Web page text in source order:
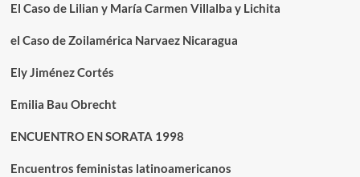
El Caso de Lilian y María Carmen Villalba y Lichita
el Caso de Zoilamérica Narvaez Nicaragua
Ely Jiménez Cortés
Emilia Bau Obrecht
ENCUENTRO EN SORATA 1998
Encuentros feministas latinoamericanos